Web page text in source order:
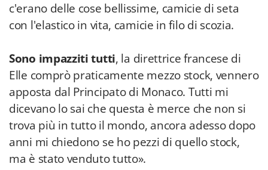
c'erano delle cose bellissime, camicie di seta
con l'elastico in vita, camicie in filo di scozia.
Sono impazziti tutti, la direttrice francese di
Elle comprò praticamente mezzo stock, vennero
apposta dal Principato di Monaco. Tutti mi
dicevano lo sai che questa è merce che non si
trova più in tutto il mondo, ancora adesso dopo
anni mi chiedono se ho pezzi di quello stock,
ma è stato venduto tutto».